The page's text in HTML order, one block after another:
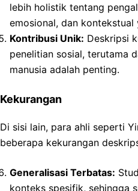
lebih holistik tentang
emosional, dan
Kontribusi Unik: Deskripsi
penelitian sosial, terutama
manusia adalah penting.
Kekurangan
Di sisi lain, para ahli seperti
beberapa kekurangan
Generalisasi Terbatas:
konteks spesifik, sehingga